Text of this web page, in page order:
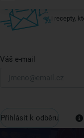
i recepty,
Váš e-mail
Přihlásit k odběru